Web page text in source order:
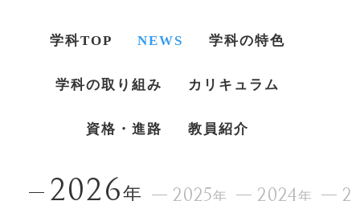
学科TOP NEWS 学科の特色
学科の取り組み カリキュラム
資格・進路 教員紹介
2026年 2025年 2024年